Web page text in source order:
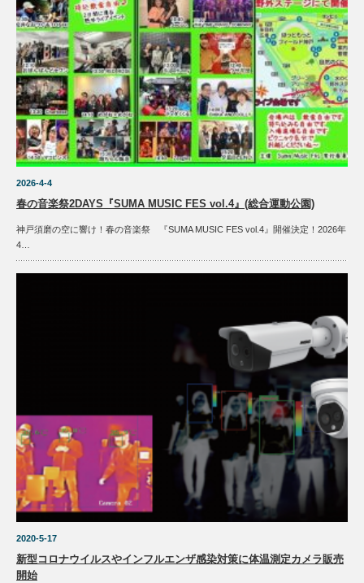
2026-4-4
春の音楽祭2DAYS『SUMA MUSIC FES vol.4』(総合運動公園)
神戸須磨の空に響け！春の音楽祭 『SUMA MUSIC FES vol.4』開催決定！2026年
4…
2020-5-17
新型コロナウイルスやインフルエンザ感染対策に体温測定カメラ販売
開始